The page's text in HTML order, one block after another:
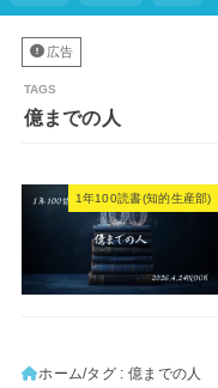
広告
億までの人
1年100読書(知的生産部)
ホーム タグ : 億までの人